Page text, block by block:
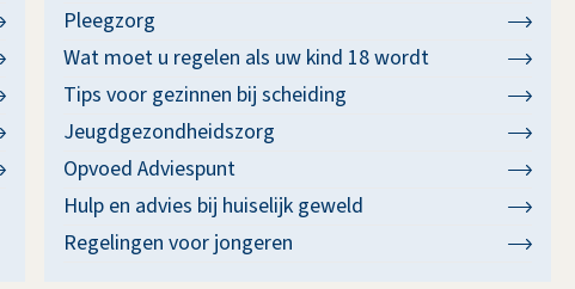
Pleegzorg
Wat moet u regelen als uw kind 18 wordt
Tips voor gezinnen bij scheiding
Jeugdgezondheidszorg
Opvoed Adviespunt
Hulp en advies bij huiselijk geweld
Regelingen voor jongeren